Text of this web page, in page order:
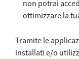
non potrai
ottimizzare la
Tramite le
installati e/o